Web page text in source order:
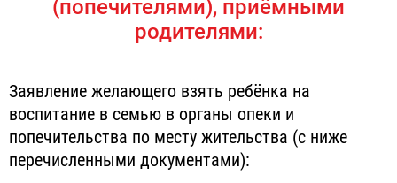
(попечителями), приёмными
родителями:
Заявление желающего взять ребёнка на
воспитание в семью в органы опеки и
попечительства по месту жительства (с ниже
перечисленными документами):